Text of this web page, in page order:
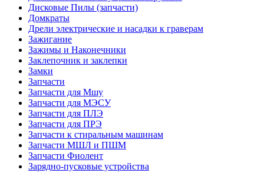
Дисковые Пилы (запчасти)
Домкраты
Дрели электрические и насадки к граверам
Зажигание
Зажимы и Наконечники
Заклепочник и заклепки
Замки
Запчасти
Запчасти для Мшу
Запчасти для МЭСУ
Запчасти для ПЛЭ
Запчасти для ПРЭ
Запчасти к стиральным машинам
Запчасти МШЛ и ПШМ
Запчасти Фиолент
Зарядно-пусковые устройства